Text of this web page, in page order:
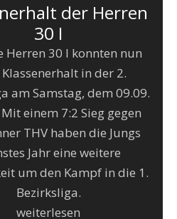
der Herren
30 I
Herren 30 I konnten nun
in der 2.
am Samstag, dem 09.09.
einem 7:2 Sieg gegen
THV haben die Jungs
Jahr eine weitere
um den Kampf in die 1.
Bezirksliga.
weiterlesen